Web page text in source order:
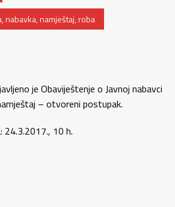
,nabavka,namještaj,roba
je Obaviještenje o Javnoj nabavci
– otvoreni postupak.
24.3.2017., 10 h.